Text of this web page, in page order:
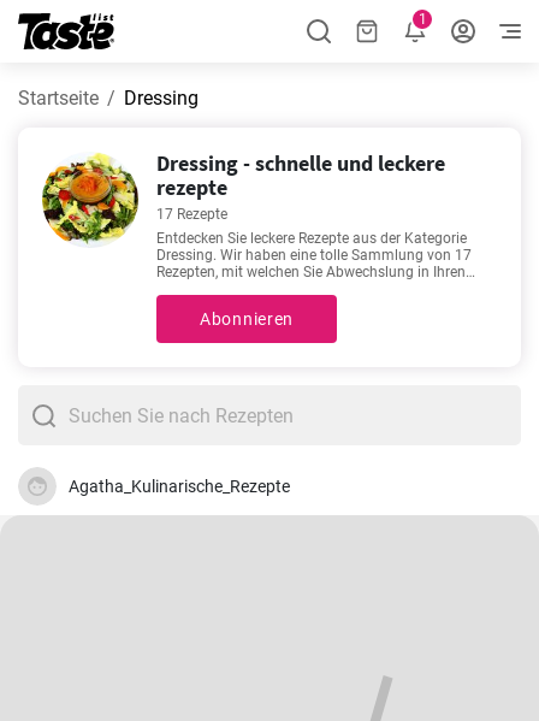
1
Startseite Dressing
Dressing - schnelle und leckere
rezepte
17 Rezepte
Entdecken Sie leckere Rezepte aus der Kategorie
Dressing. Wir haben eine tolle Sammlung von 17
Rezepten, mit welchen Sie Abwechslung in Ihren
unter jedem Rezept. Außerdem sehen Sie, wie viele
Portionen Sie mit der angegebenen Zutatenmenge
Dressing
,Grundrezept für Essig-Öl-Dressing
Cremiger Gurkensalat mit Zitronen Joghurt
Abonnieren
Agatha_Kulinarische_Rezepte